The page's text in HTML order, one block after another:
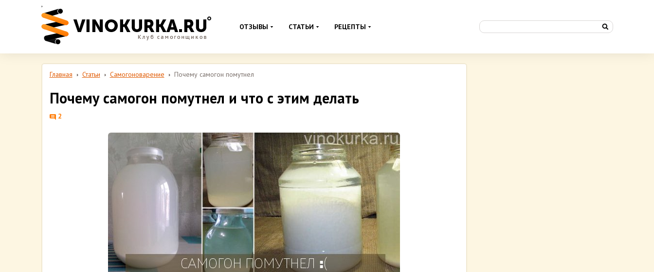
,
ОТЗЫВЫ СТАТЬИ РЕЦЕПТЫ
Главная Статьи Самогоноварение Почему самогон помутнел
Почему самогон помутнел и что с этим делать
2